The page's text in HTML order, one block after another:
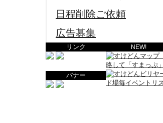
日程削除ご依頼
広告募集
リンク
バナー
NEW!